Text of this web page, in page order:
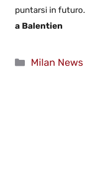
puntarsi in futuro.
a Balentien
Categorie
Milan News